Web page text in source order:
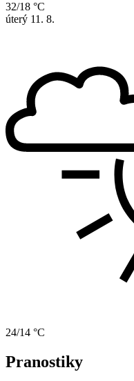
32/18 °C
úterý 11. 8.
24/14 °C
Pranostiky